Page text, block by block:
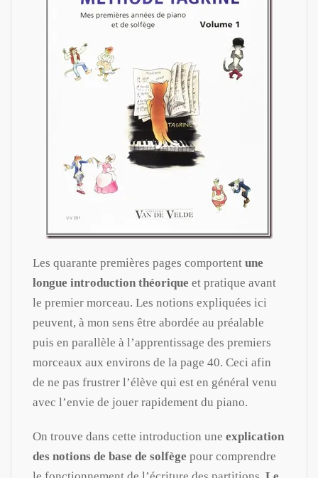
Les quarante premières pages comportent une
longue introduction théorique et pratique avant
le premier morceau. Les notions expliquées ici
peuvent, à mon sens être abordée au préalable
puis en parallèle à l’apprentissage des premiers
morceaux aux environs de la page 40. Ceci afin
de ne pas frustrer l’élève qui est en général venu
avec l’envie de jouer rapidement du piano.
On trouve dans cette introduction une explication
des notions de base de solfège pour comprendre